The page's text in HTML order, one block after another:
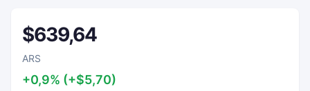
$639,64
ARS
+0,9% (+$5,70)